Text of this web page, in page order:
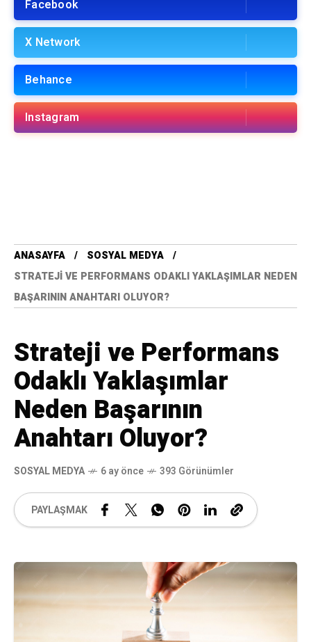
Facebook
X Network
Behance
Instagram
ANASAYFA
SOSYAL MEDYA
STRATEJI VE PERFORMANS ODAKLI YAKLAŞIMLAR NEDEN
BAŞARININ ANAHTARI OLUYOR?
Strateji ve Performans
Odaklı Yaklaşımlar
Neden Başarının
Anahtarı Oluyor?
SOSYAL MEDYA 6 ay önce 393 Görünümler
PAYLAŞMAK